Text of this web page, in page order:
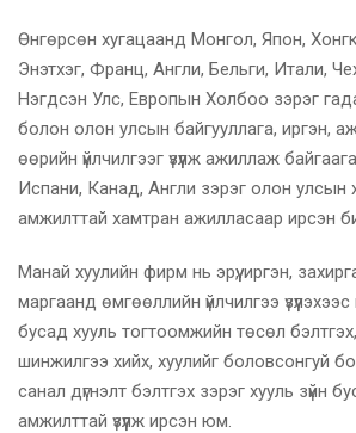
Өнгөрсөн хугацаанд Монгол, Япон,
Энэтхэг, Франц, Англи, Бельги, Итали,
Нэгдсэн Улс, Европын Холбоо зэрэг
болон олон улсын байгууллага, иргэн, аж
өөрийн үйлчилгээг үзүүлж ажиллаж
Испани, Канад, Англи зэрэг олон улсын
амжилттай хамтран ажилласаар ирсэн
Манай хуулийн фирм нь эрүү, иргэн,
маргаанд өмгөөллийн үйлчилгээ
бусад хууль тогтоомжийн төсөл
шинжилгээ хийх, хуулийг боловсонгуй
санал дүгнэлт бэлтгэх зэрэг хууль зүйн
амжилттай үзүүлж ирсэн юм.